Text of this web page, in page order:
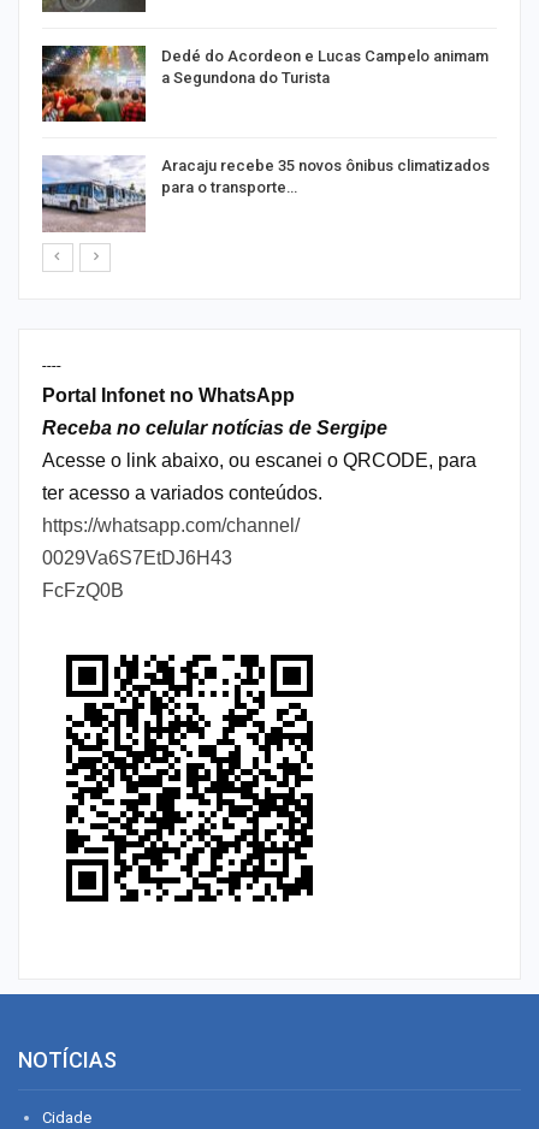
Dedé do Acordeon e Lucas Campelo animam
a Segundona do Turista
Aracaju recebe 35 novos ônibus climatizados
para o transporte…
----
Portal Infonet no WhatsApp
Receba no celular notícias de Sergipe
Acesse o link abaixo, ou escanei o QRCODE, para
ter acesso a variados conteúdos.
https://whatsapp.com/channel/
0029Va6S7EtDJ6H43
FcFzQ0B
NOTÍCIAS
Cidade